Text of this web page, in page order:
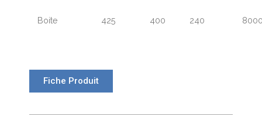
Boite 425 400 240
Fiche Produit